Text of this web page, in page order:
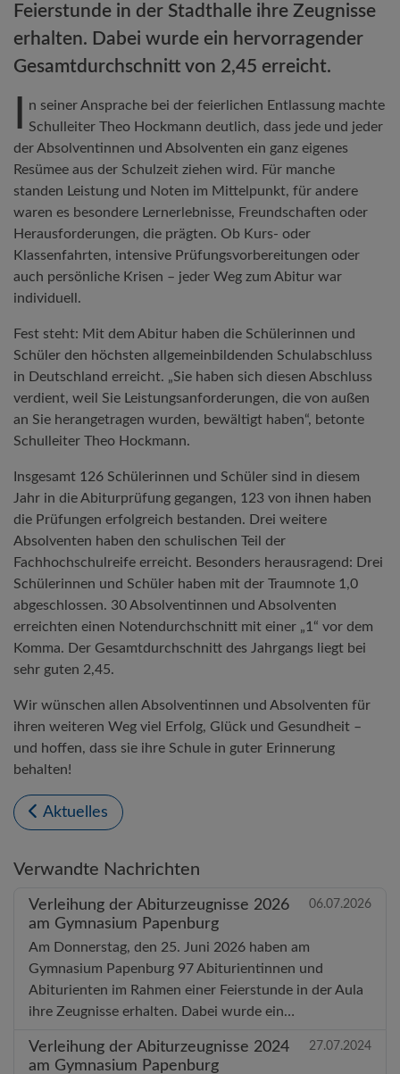
Feierstunde in der Stadthalle ihre Zeugnisse
erhalten. Dabei wurde ein hervorragender
Gesamtdurchschnitt von 2,45 erreicht.
n seiner Ansprache bei der feierlichen Entlassung machte
Schulleiter Theo Hockmann deutlich, dass jede und jeder
der Absolventinnen und Absolventen ein ganz eigenes
Resümee aus der Schulzeit ziehen wird. Für manche
standen Leistung und Noten im Mittelpunkt, für andere
waren es besondere Lernerlebnisse, Freundschaften oder
Herausforderungen, die prägten. Ob Kurs- oder
Klassenfahrten, intensive Prüfungsvorbereitungen oder
auch persönliche Krisen – jeder Weg zum Abitur war
individuell.
Fest steht: Mit dem Abitur haben die Schülerinnen und
Schüler den höchsten allgemeinbildenden Schulabschluss
in Deutschland erreicht. „Sie haben sich diesen Abschluss
verdient, weil Sie Leistungsanforderungen, die von außen
an Sie herangetragen wurden, bewältigt haben“, betonte
Schulleiter Theo Hockmann.
Insgesamt 126 Schülerinnen und Schüler sind in diesem
Jahr in die Abiturprüfung gegangen, 123 von ihnen haben
die Prüfungen erfolgreich bestanden. Drei weitere
Absolventen haben den schulischen Teil der
Fachhochschulreife erreicht. Besonders herausragend: Drei
Schülerinnen und Schüler haben mit der Traumnote 1,0
abgeschlossen. 30 Absolventinnen und Absolventen
erreichten einen Notendurchschnitt mit einer „1“ vor dem
Komma. Der Gesamtdurchschnitt des Jahrgangs liegt bei
sehr guten 2,45.
Wir wünschen allen Absolventinnen und Absolventen für
ihren weiteren Weg viel Erfolg, Glück und Gesundheit –
und hoffen, dass sie ihre Schule in guter Erinnerung
behalten!
Aktuelles
Verwandte Nachrichten
Verleihung der Abiturzeugnisse 2026
am Gymnasium Papenburg
06.07.2026
Am Donnerstag, den 25. Juni 2026 haben am
Gymnasium Papenburg 97 Abiturientinnen und
Abiturienten im Rahmen einer Feierstunde in der Aula
ihre Zeugnisse erhalten. Dabei wurde ein…
Verleihung der Abiturzeugnisse 2024
am Gymnasium Papenburg
27.07.2024